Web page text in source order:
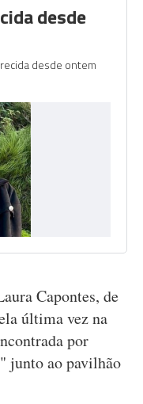
desde
desde ontem
Capontes, de
última vez na
por
junto ao pavilhão